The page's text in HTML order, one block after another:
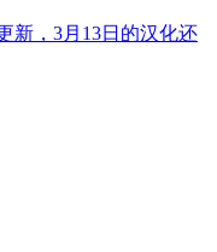
新，3月13日的汉化还